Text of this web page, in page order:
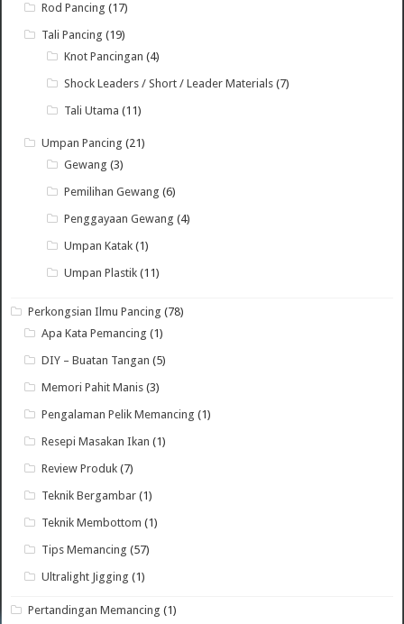
Rod Pancing (17)
Tali Pancing (19)
Knot Pancingan (4)
Shock Leaders / Short / Leader Materials (7)
Tali Utama (11)
Umpan Pancing (21)
Gewang (3)
Pemilihan Gewang (6)
Penggayaan Gewang (4)
Umpan Katak (1)
Umpan Plastik (11)
Perkongsian Ilmu Pancing (78)
Apa Kata Pemancing (1)
DIY – Buatan Tangan (5)
Memori Pahit Manis (3)
Pengalaman Pelik Memancing (1)
Resepi Masakan Ikan (1)
Review Produk (7)
Teknik Bergambar (1)
Teknik Membottom (1)
Tips Memancing (57)
Ultralight Jigging (1)
Pertandingan Memancing (1)